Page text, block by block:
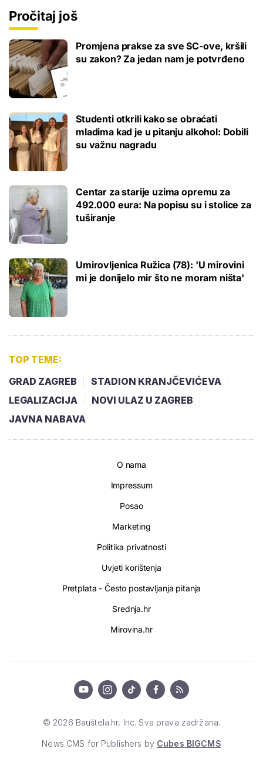
Pročitaj još
Promjena prakse za sve SC-ove, kršili
su zakon? Za jedan nam je potvrđeno
Studenti otkrili kako se obraćati
mladima kad je u pitanju alkohol: Dobili
su važnu nagradu
Centar za starije uzima opremu za
492.000 eura: Na popisu su i stolice za
tuširanje
Umirovljenica Ružica (78): 'U mirovini
mi je donijelo mir što ne moram ništa'
TOP TEME:
GRAD ZAGREB
STADION KRANJČEVIĆEVA
LEGALIZACIJA
NOVI ULAZ U ZAGREB
JAVNA NABAVA
O nama
Impressum
Posao
Marketing
Politika privatnosti
Uvjeti korištenja
Pretplata - Često postavljanja pitanja
Srednja.hr
Mirovina.hr
© 2026 Bauštela.hr, Inc. Sva prava zadržana.
News CMS for Publishers by Cubes BIGCMS